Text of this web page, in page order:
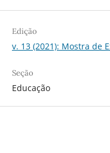
Edição
v. 13 (2021): Mostra de
Seção
Educação